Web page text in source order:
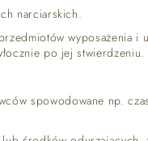
narciarskich.
wyposażenia i
po jej stwierdzeniu.
spowodowane np.